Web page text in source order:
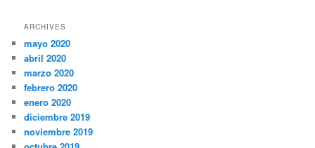
ARCHIVES
mayo 2020
abril 2020
marzo 2020
febrero 2020
enero 2020
diciembre 2019
noviembre 2019